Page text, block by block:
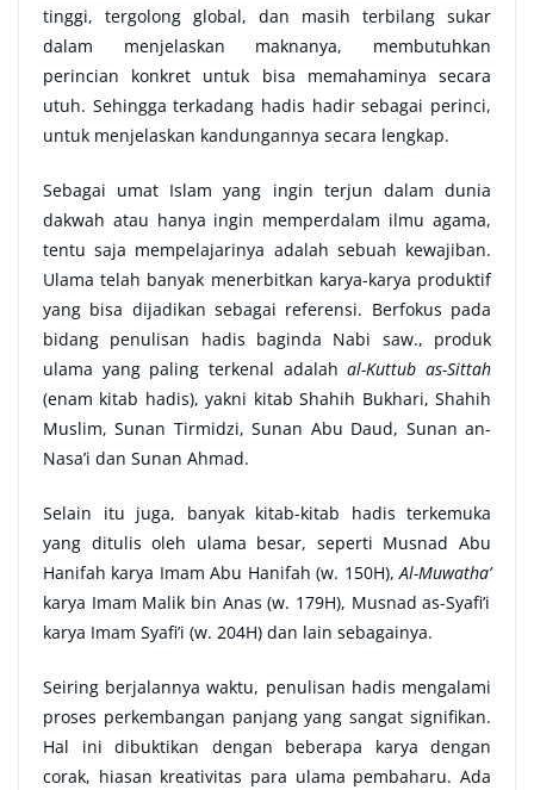
tinggi, tergolong global, dan masih terbilang sukar
dalam menjelaskan maknanya, membutuhkan
perincian konkret untuk bisa memahaminya secara
utuh. Sehingga terkadang hadis hadir sebagai perinci,
untuk menjelaskan kandungannya secara lengkap.
Sebagai umat Islam yang ingin terjun dalam dunia
dakwah atau hanya ingin memperdalam ilmu agama,
tentu saja mempelajarinya adalah sebuah kewajiban.
Ulama telah banyak menerbitkan karya-karya produktif
yang bisa dijadikan sebagai referensi. Berfokus pada
bidang penulisan hadis baginda Nabi saw., produk
ulama yang paling terkenal adalahal-Kuttub as-Sittah
(enam kitab hadis), yakni kitab Shahih Bukhari, Shahih
Muslim, Sunan Tirmidzi, Sunan Abu Daud, Sunan an-
Nasa’i dan Sunan Ahmad.
Selain itu juga, banyak kitab-kitab hadis terkemuka
yang ditulis oleh ulama besar, seperti Musnad Abu
Hanifah karya Imam Abu Hanifah (w. 150H),Al-Muwatha’
karya Imam Malik bin Anas (w. 179H), Musnad as-Syafi’i
karya Imam Syafi’i (w. 204H) dan lain sebagainya.
Seiring berjalannya waktu, penulisan hadis mengalami
proses perkembangan panjang yang sangat signifikan.
Hal ini dibuktikan dengan beberapa karya dengan
corak, hiasan kreativitas para ulama pembaharu. Ada